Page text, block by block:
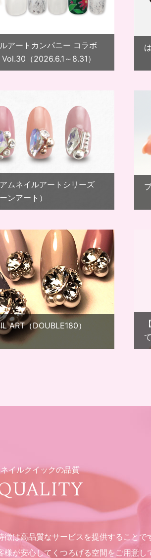
アートカンパニー コラボ
（2026.6.1～8.31）
ムネイルアートシリーズ
ンアート）
ART（DOUBLE180）
ネイルクイックの品質
徴は高品質なサービスを提供することで
が安心してくつろげる空間をご用意し